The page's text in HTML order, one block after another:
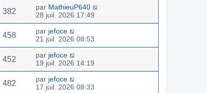
382 par MathieuP640
28 juil. 2026 17:49
458 par jefoce
21 juil. 2026 08:53
452 par jefoce
19 juil. 2026 14:19
482 par jefoce
17 juil. 2026 08:33